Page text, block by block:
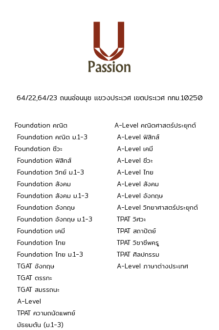
64/22,64/23 ถนนอ่อนนุช แขวงประเวศ เขตประเวศ กทม.10250
Foundation คณิต
Foundation คณิต ม.1-3
Foundation ชีวะ
Foundation ฟิสิกส์
Foundation วิทย์ ม.1-3
Foundation สังคม
Foundation สังคม ม.1-3
Foundation อังกฤษ
Foundation อังกฤษ ม.1-3
Foundation เคมี
Foundation ไทย
Foundation ไทย ม.1-3
TGAT อังกฤษ
TGAT ตรรกะ
TGAT สมรรถนะ
A-Level
TPAT ความถนัดแพทย์
มัธยมต้น (ม.1-3)
A-Level คณิตศาสตร์ประยุกต์
A-Level ฟิสิกส์
A-Level เคมี
A-Level ชีวะ
A-Level ไทย
A-Level สังคม
A-Level อังกฤษ
A-Level วิทยาศาสตร์ประยุกต์
TPAT วิศวะ
TPAT สถาปัตย์
TPAT วิชาชีพครู
TPAT ศิลปกรรม
A-Level ภาษาต่างประเทศ